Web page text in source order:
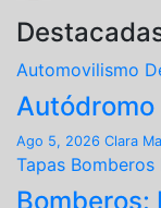
Automovilismo
Autódromo
Ago 5, 2026 Clara
Tapas Bomberos
Bomberos: